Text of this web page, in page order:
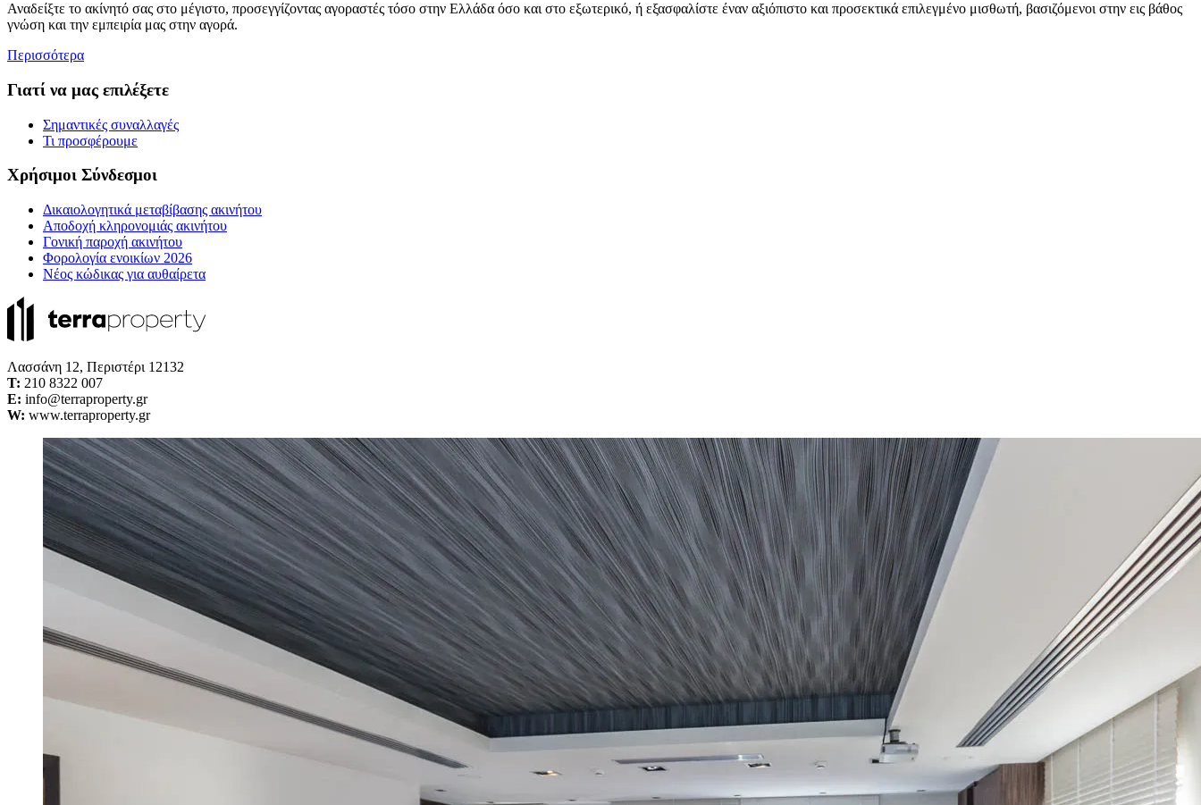
Αναδείξτε το ακίνητό σας στο μέγιστο, προσεγγίζοντας αγοραστές τόσο στην Ελλάδα όσο και στο εξωτερικό, ή εξασφαλίστε έναν αξιόπιστο και προσεκτικά επιλεγμένο μισθωτή, βασιζόμενοι στην εις βάθος
γνώση και την εμπειρία μας στην αγορά.
Περισσότερα
Γιατί να μας επιλέξετε
Σημαντικές συναλλαγές
Τι προσφέρουμε
Χρήσιμοι Σύνδεσμοι
Δικαιολογητικά μεταβίβασης ακινήτου
Αποδοχή κληρονομιάς ακινήτου
Γονική παροχή ακινήτου
Φορολογία ενοικίων 2026
Νέος κώδικας για αυθαίρετα
Λασσάνη 12, Περιστέρι 12132
Τ: 210 8322 007
E: info@terraproperty.gr
W: www.terraproperty.gr